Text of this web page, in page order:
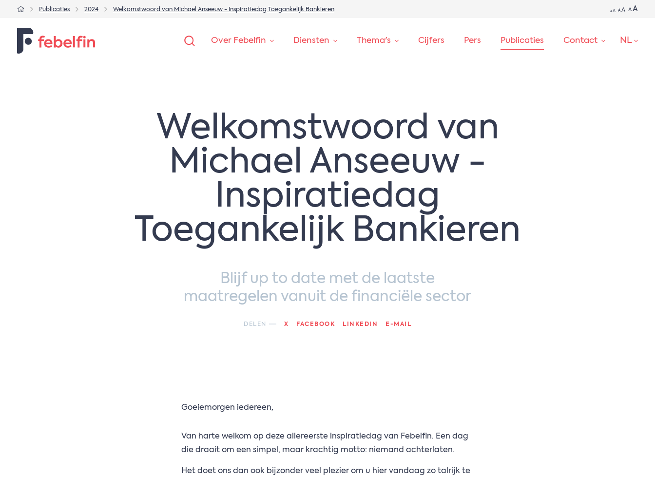
Publicaties 2024 Welkomstwoord van Michael Anseeuw - Inspiratiedag Toegankelijk Bankieren AA A A AA
Over Febelfin Diensten Thema's Cijfers Pers Publicaties Contact NL
ZOEKEN
Welkomstwoord van
Michael Anseeuw -
Inspiratiedag
Toegankelijk Bankieren
Blijf up to date met de laatste
maatregelen vanuit de financiële sector
DELEN X FACEBOOK LINKEDIN E-MAIL
Goeiemorgen iedereen,
Van harte welkom op deze allereerste inspiratiedag van Febelfin. Een dag
die draait om een simpel, maar krachtig motto: niemand achterlaten.
Het doet ons dan ook bijzonder veel plezier om u hier vandaag zo talrijk te